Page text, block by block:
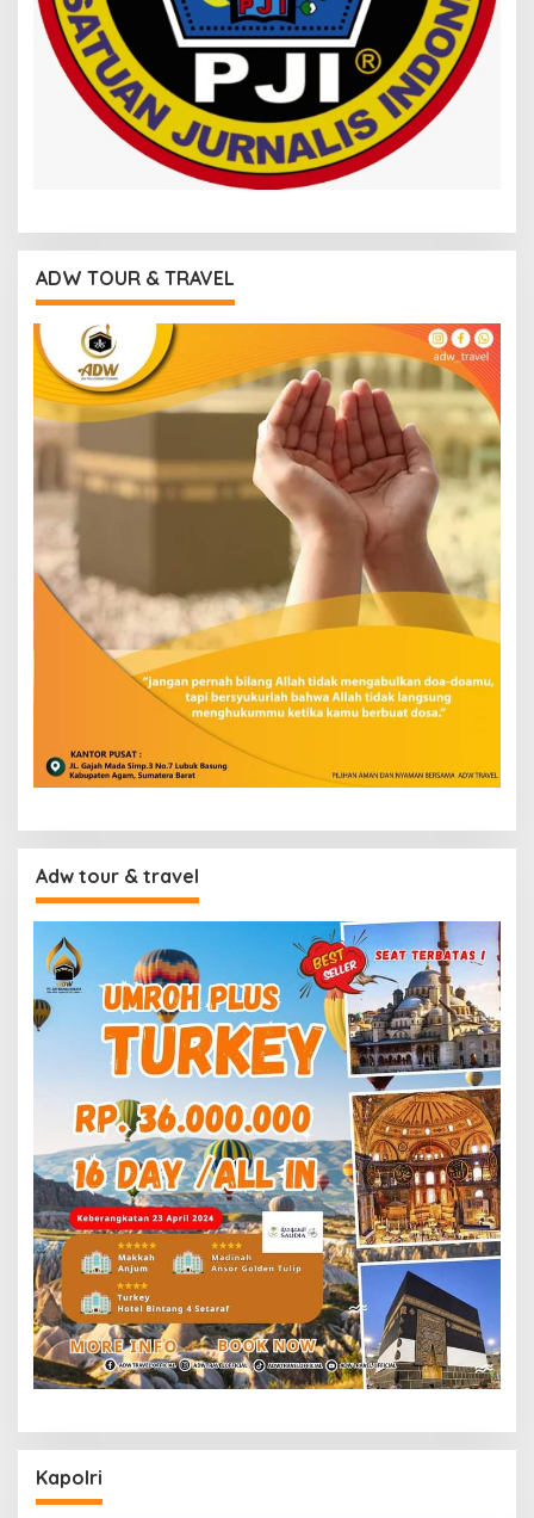
ADW TOUR & TRAVEL
Adw tour & travel
Kapolri